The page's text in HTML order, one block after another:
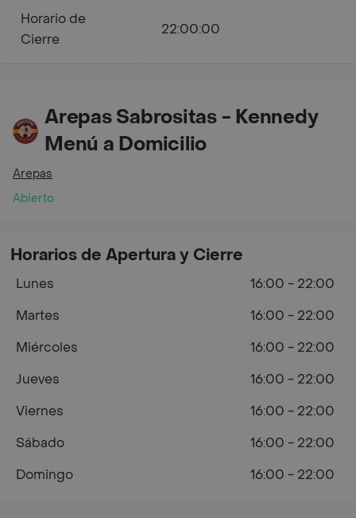
Horario de
Cierre
22:00:00
Arepas Sabrositas - Kennedy
Menú a Domicilio
Arepas
Abierto
Horarios de Apertura y Cierre
Lunes
16:00 - 22:00
Martes
16:00 - 22:00
Miércoles
16:00 - 22:00
Jueves
16:00 - 22:00
Viernes
16:00 - 22:00
Sábado
16:00 - 22:00
Domingo
16:00 - 22:00